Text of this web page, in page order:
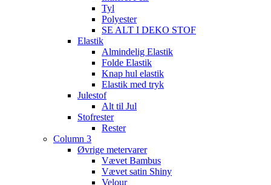
Tyl
Polyester
SE ALT I DEKO STOF
Elastik
Almindelig Elastik
Folde Elastik
Knap hul elastik
Elastik med tryk
Julestof
Alt til Jul
Stofrester
Rester
Column 3
Øvrige metervarer
Vævet Bambus
Vævet satin Shiny
Velour